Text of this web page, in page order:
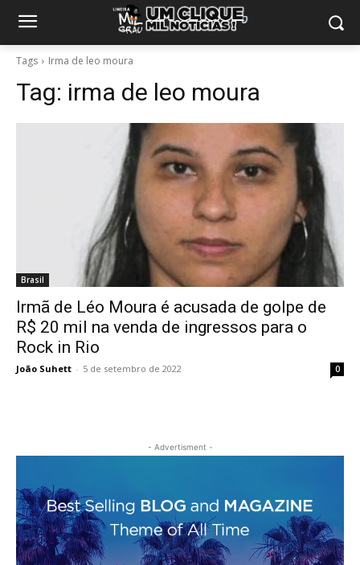
Tags Irma de leo moura
Tag: irma de leo moura
Brasil
Irmã de Léo Moura é acusada de golpe de
R$ 20 mil na venda de ingressos para o
Rock in Rio
João Suhett - 5 de setembro de 2022 0
- Advertisment -